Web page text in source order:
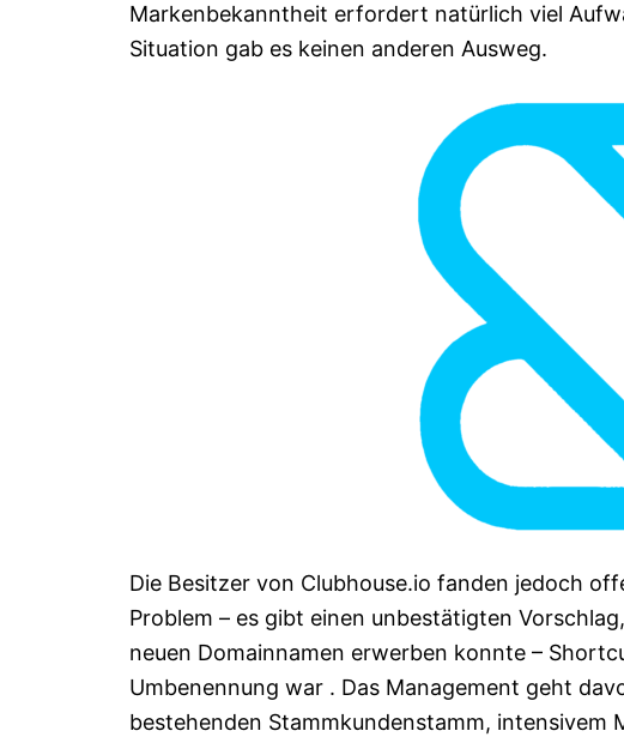
Markenbekanntheit erfordert natürlich viel
Situation gab es keinen anderen Ausweg.
Die Besitzer von Clubhouse.io fanden jedoch
Problem – es gibt einen unbestätigten
neuen Domainnamen erwerben konnte –
Umbenennung war . Das Management geht
bestehenden Stammkundenstamm,